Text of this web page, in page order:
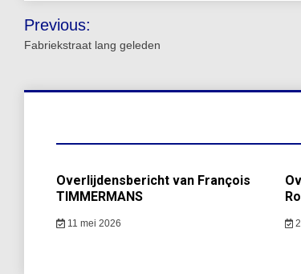
Bericht
navigatie
Previous:
Fabriekstraat lang geleden
Overlijdensbericht van François
TIMMERMANS
11 mei 2026